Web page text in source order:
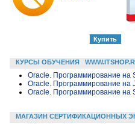
КУРСЫ ОБУЧЕНИЯ
Oracle. Программирование на
Oracle. Программирование на
Oracle. Программирование на
МАГАЗИН СЕРТИФИКАЦИОННЫХ